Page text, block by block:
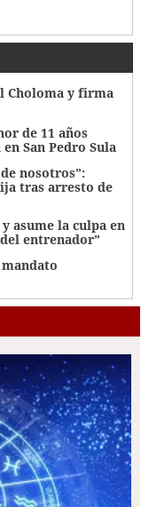
Choloma y firma
de 11 años
San Pedro Sula
nosotros”:
tras arresto de
asume la culpa en
entrenador”